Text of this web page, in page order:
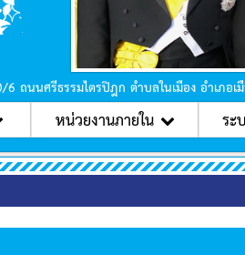
ถนนศรีธรรมไตรปิฎก ตำบลในเมือง อำเภ
หน่วยงานภายใน ระ